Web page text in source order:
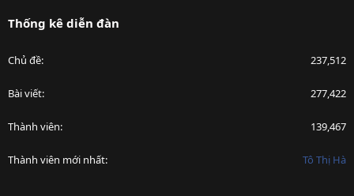
Thống kê diễn đàn
Chủ đề 237,512
Bài viết 277,422
Thành viên 139,467
Thành viên mới nhất Tô Thị Hà